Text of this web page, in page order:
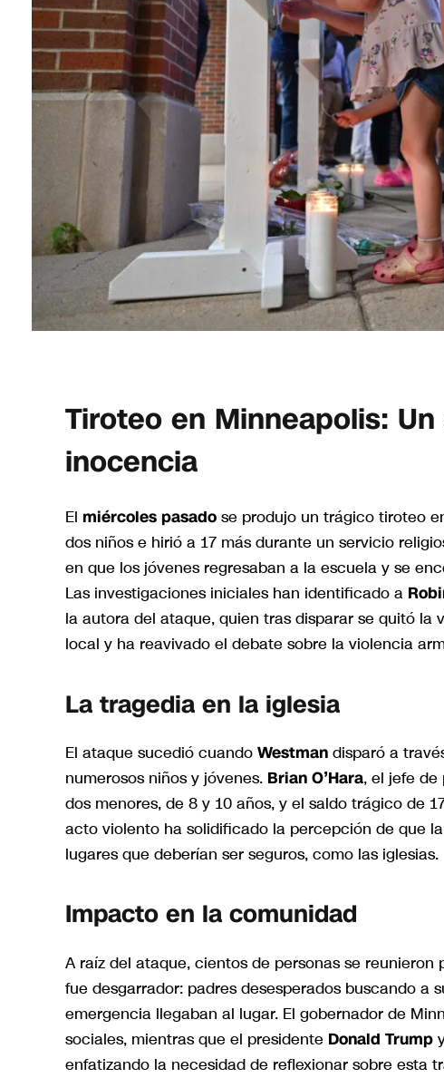
Tiroteo en Minneapolis:
inocencia
El miércoles pasado se produjo un trágico tiroteo
dos niños e hirió a 17 más durante un servicio
en que los jóvenes regresaban a la escuela y se
Las investigaciones iniciales han identificado a
la autora del ataque, quien tras disparar se quitó
local y ha reavivado el debate sobre la violencia
La tragedia en la iglesia
El ataque sucedió cuando Westman disparó a
numerosos niños y jóvenes. Brian O’Hara, el jefe
dos menores, de 8 y 10 años, y el saldo trágico de
acto violento ha solidificado la percepción de que
lugares que deberían ser seguros, como las iglesias.
Impacto en la comunidad
A raíz del ataque, cientos de personas se
fue desgarrador: padres desesperados buscando a
emergencia llegaban al lugar. El gobernador de
sociales, mientras que el presidente Donald Trump
enfatizando la necesidad de reflexionar sobre esta